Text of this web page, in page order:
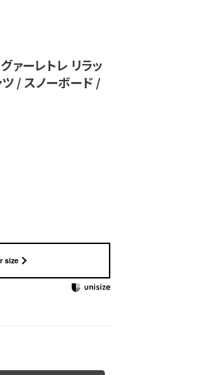
ーレトレ リラッ
/ スノーボード /
size